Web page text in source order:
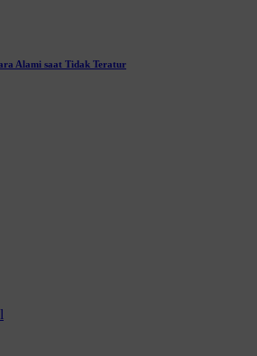
Alami saat Tidak Teratur